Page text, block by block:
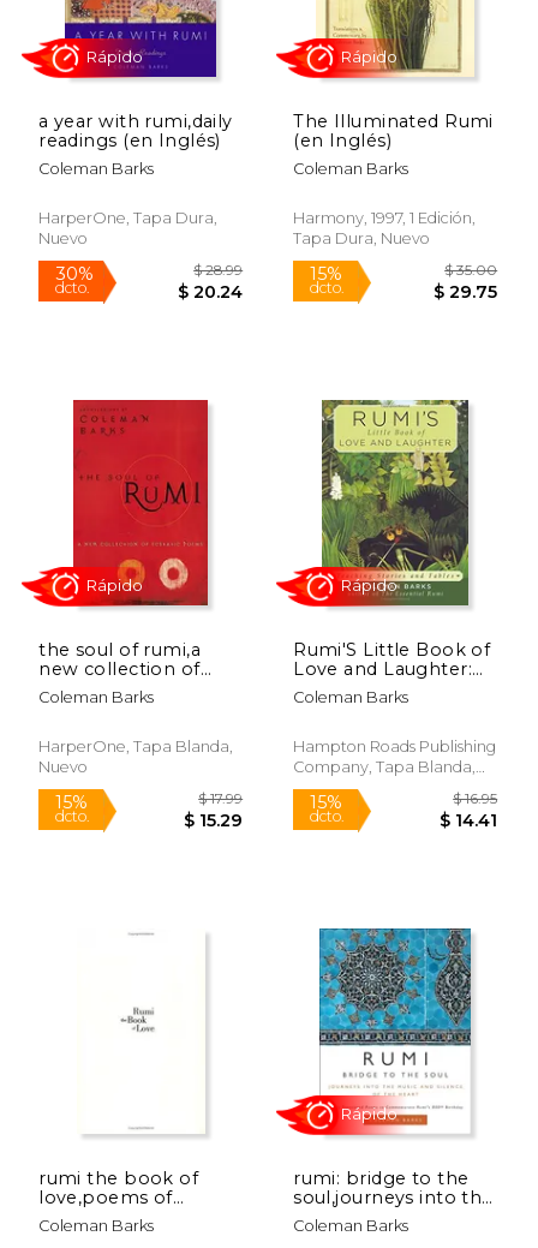
a year with rumi,daily
readings (en Inglés)
Coleman Barks
HarperOne, Tapa Dura,
Nuevo
The Illuminated Rumi
(en Inglés)
Coleman Barks
Harmony, 1997, 1 Edición,
Tapa Dura, Nuevo
15%
dcto.
the soul of rumi,a
new collection of
ecstatic poems (en
Inglés)
Coleman Barks
HarperOne, Tapa Blanda,
Nuevo
Rumi'S Little Book of
Love and Laughter:
Teaching Stories and
Fables (en Inglés)
Coleman Barks
Hampton Roads Publishing
Company, Tapa Blanda,
Nuevo
15%
dcto.
rumi the book of
love,poems of
ecstasy and longing
(en Inglés)
Coleman Barks
rumi: bridge to the
soul,journeys into the
music and silence of
the heart (en Inglés)
Coleman Barks